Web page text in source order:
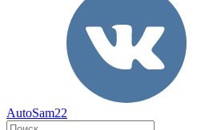
AutoSam22